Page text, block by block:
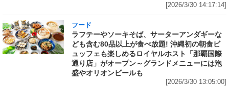
[2026/3/30 14:17:14]
フード
ラフテーやソーキそば、サーターアンダギーな
ども含む80品以上が食べ放題! 沖縄初の朝食ビ
ュッフェも楽しめるロイヤルホスト「那覇国際
通り店」がオープン～グランドメニューには泡
盛やオリオンビールも
[2026/3/30 13:05:00]